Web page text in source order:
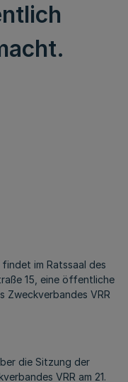
im Ratssaal des
15, eine öffentliche
Zweckverbandes VRR
die Sitzung der
VRR am 21.